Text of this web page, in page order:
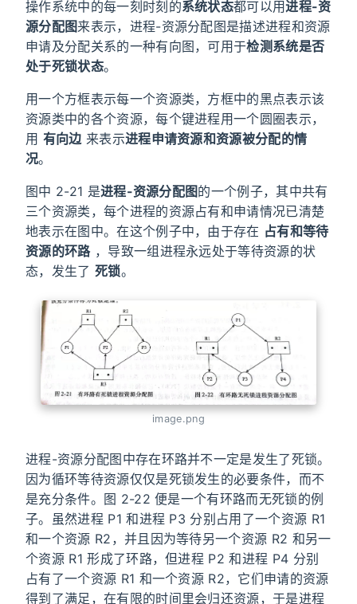
操作系统中的每一刻时刻的系统状态都可以用进程-资
源分配图来表示，进程-资源分配图是描述进程和资源
申请及分配关系的一种有向图，可用于检测系统是否
处于死锁状态。
用一个方框表示每一个资源类，方框中的黑点表示该
资源类中的各个资源，每个键进程用一个圆圈表示，
用 有向边来表示进程申请资源和资源被分配的情
况。
图中 2-21 是进程-资源分配图的一个例子，其中共有
三个资源类，每个进程的资源占有和申请情况已清楚
地表示在图中。在这个例子中，由于存在 占有和等待
资源的环路，导致一组进程永远处于等待资源的状
态，发生了 死锁。
image.png
进程-资源分配图中存在环路并不一定是发生了死锁。
因为循环等待资源仅仅是死锁发生的必要条件，而不
是充分条件。图 2-22 便是一个有环路而无死锁的例
子。虽然进程 P1 和进程 P3 分别占用了一个资源 R1
和一个资源 R2，并且因为等待另一个资源 R2 和另一
个资源 R1 形成了环路，但进程 P2 和进程 P4 分别
占有了一个资源 R1 和一个资源 R2，它们申请的资源
得到了满足，在有限的时间里会归还资源，于是进程